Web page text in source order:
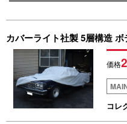
カバーライト社製 5層構造
価格
コレ